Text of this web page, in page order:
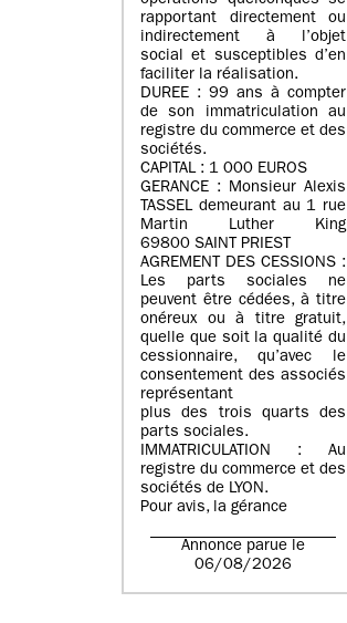
rapportant directement ou
indirectement à l’objet
social et susceptibles d’en
faciliter la réalisation.
DUREE : 99 ans à compter
de son immatriculation au
registre du commerce et des
sociétés.
CAPITAL : 1 000 EUROS
GERANCE : Monsieur Alexis
TASSEL demeurant au 1 rue
Martin Luther King
69800 SAINT PRIEST
AGREMENT DES CESSIONS :
Les parts sociales ne
peuvent être cédées, à titre
onéreux ou à titre gratuit,
quelle que soit la qualité du
cessionnaire, qu’avec le
consentement des associés
représentant
plus des trois quarts des
parts sociales.
IMMATRICULATION : Au
registre du commerce et des
sociétés de LYON.
Pour avis, la gérance
Annonce parue le
06/08/2026